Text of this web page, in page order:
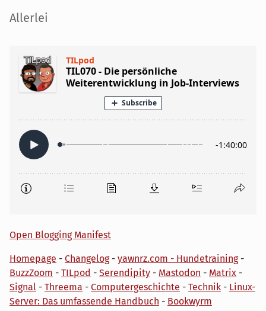
Seitenleiste
Allerlei
Open Blogging Manifest
Homepage - Changelog- yawnrz.com - Hundetraining-
BuzzZoom - TILpod - Serendipity - Mastodon - Matrix -
Signal - Threema - Computergeschichte - Technik - Linux-
Server: Das umfassende Handbuch - Bookwyrm